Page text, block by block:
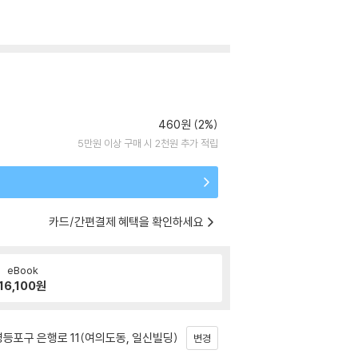
460원 (2%)
5만원 이상 구매 시 2천원 추가 적립
카드/간편결제 혜택을 확인하세요
eBook
원
포구 은행로 11(여의도동, 일신빌딩) 변경